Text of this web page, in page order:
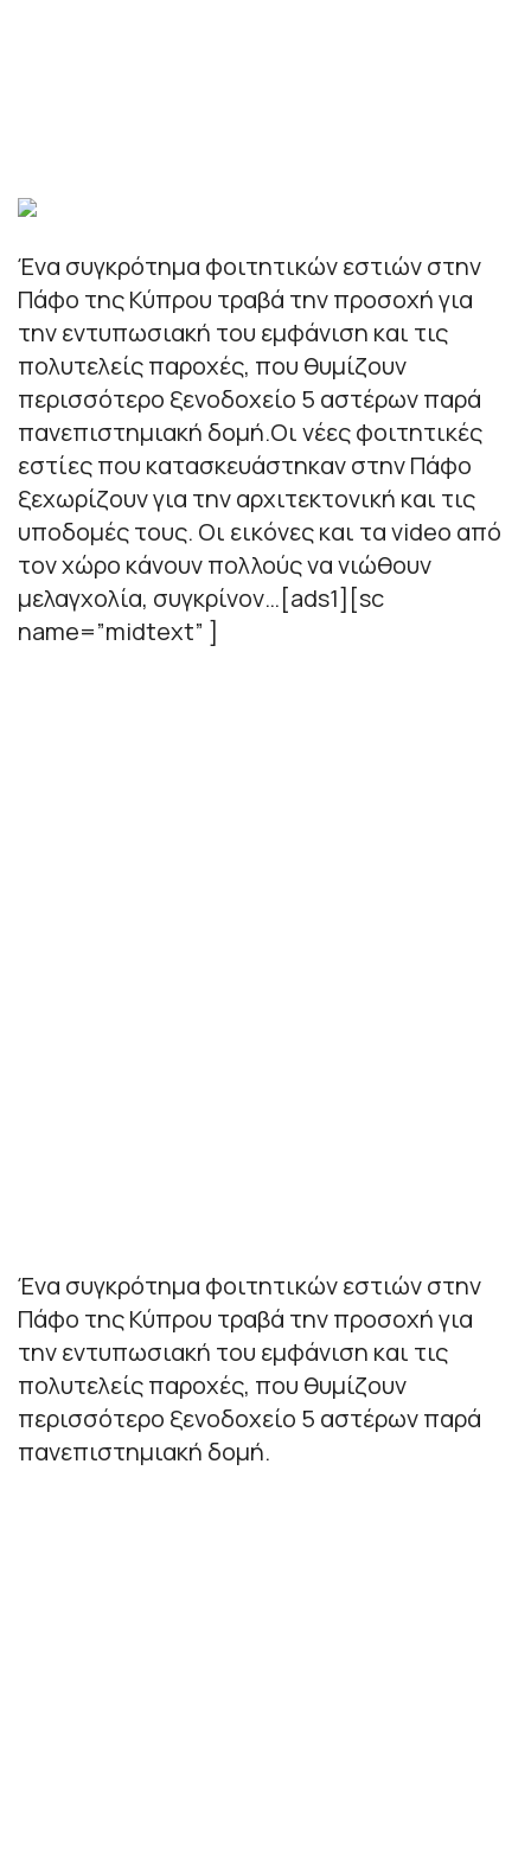
Ένα συγκρότημα φοιτητικών εστιών στην
Πάφο της Κύπρου τραβά την προσοχή για
την εντυπωσιακή του εμφάνιση και τις
πολυτελείς παροχές, που θυμίζουν
περισσότερο ξενοδοχείο 5 αστέρων παρά
πανεπιστημιακή δομή.Οι νέες φοιτητικές
εστίες που κατασκευάστηκαν στην Πάφο
ξεχωρίζουν για την αρχιτεκτονική και τις
υποδομές τους. Οι εικόνες και τα video από
τον χώρο κάνουν πολλούς να νιώθουν
μελαγχολία, συγκρίνον…[ads1][sc
name=”midtext” ]
Ένα συγκρότημα φοιτητικών εστιών στην
Πάφο της Κύπρου τραβά την προσοχή για
την εντυπωσιακή του εμφάνιση και τις
πολυτελείς παροχές, που θυμίζουν
περισσότερο ξενοδοχείο 5 αστέρων παρά
πανεπιστημιακή δομή.